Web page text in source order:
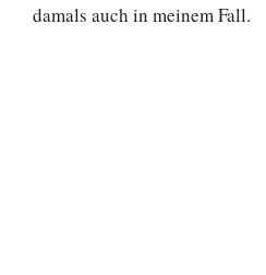
damals auch in meinem Fall.